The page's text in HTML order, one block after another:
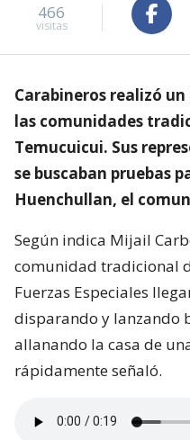
466
visitas
Carabineros realizó
las comunidades
Temucuicui. Sus
se buscaban pruebas
Huenchullan, el
Según indica Mijail
comunidad tradicional
Fuerzas Especiales
disparando y lanzando
allanando la casa de
rápidamente señaló.